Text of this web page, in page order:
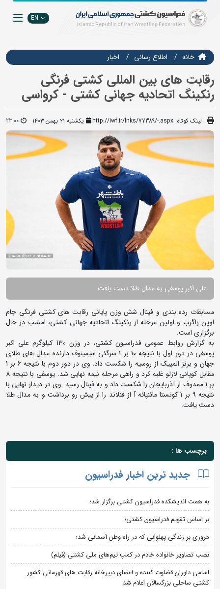
EN
خانه اطلاع رسانی اخبار
رقابت های بین المللی کشتی فرنگی
رنکینگ اتحادیه جهانی کشتی - کرواسی
لینک کوتاه: http://iwf.ir/lnks/77389/-.aspx یکشنبه ۲۱ بهمن ۱۴۰۳ 23:00
علی اکبر یوسفی به مدال طلا دست یافت
مسابقات رده بندی و فینال شش وزن پایانی رقابت های کشتی فرنگی جام
اوپن زاگرب و اولین مرحله از رنکینگ اتحادیه جهانی کشتی، امشب در حال
برگزاری است.
به گزارش روابط عمومی فدراسیون کشتی، در وزن 130 کیلوگرم علی اکبر
یوسفی در دور اول با نتیجه 10 بر 1 سرگئی سیمینوف دارنده مدال های طلای
جهان و برنز المپیک از روسیه را شکست داد. وی در دور دوم با نتیجه 6 بر 1
مقابل کوپانی لازلو غلبه کرد و راهی مرحله نیمه نهایی شد. یوسفی با نتیجه 8
بر 1 ممدوف از آذربایجان را شکست داد و به فینال رسید. وی در دیدار نهایی با
نتیجه 9 بر 1 کونستا مائنپائه آ از فنلاند را از پیش رو برداشت و به مدال طلا
دست یافت.
برچسب ها :
جدید ترین اخبار فدراسیون
به همت اندیشکده فدراسیون کشتی برگزار شد؛
بر اساس تقویم فدراسیون کشتی؛
مروری بر زندگی پهلوانی که در راه وطن آسمانی شد؛
نصب تصاویر خانواده خادم در کمپ تیم‌های ملی کشتی (فیلم)
اسامی داوران قضاوت کننده و اعضای دبیرخانه رقابت های قهرمانی کشور
کشتی ساحلی بزرگسالان اعلام شد